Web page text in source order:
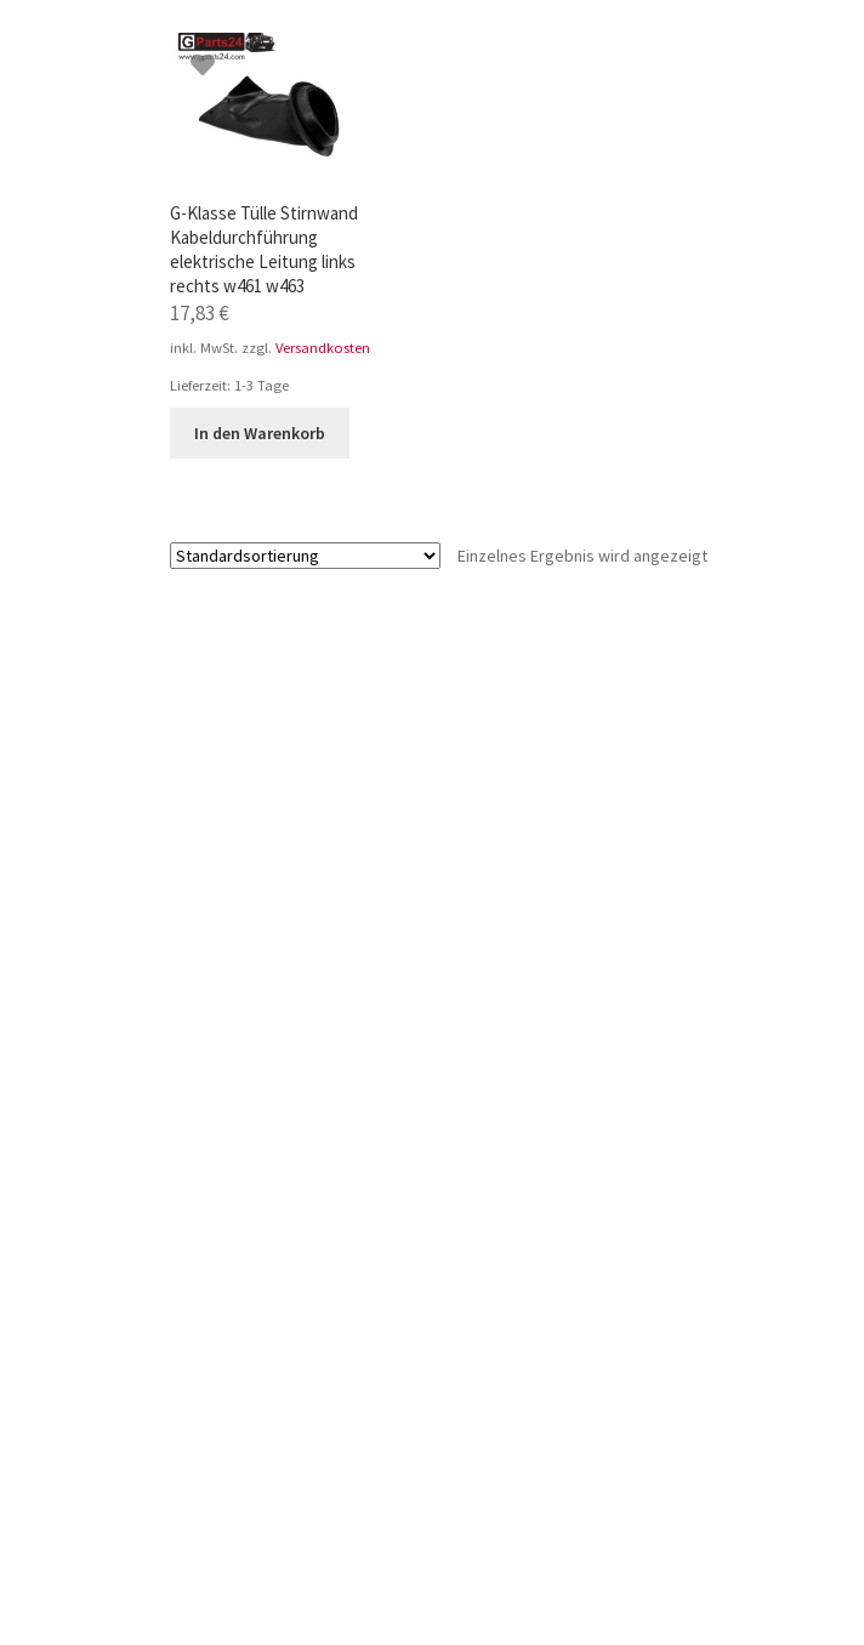
TOP-Seller: G-Klasse Trittbretter schwarz für den w463
Impressum
G-Klasse Tülle Stirnwand
Kabeldurchführung
elektrische Leitung links
rechts w461 w463
17,83€
inkl. MwSt. zzgl.Versandkosten
Lieferzeit: 1-3 Tage
In den Warenkorb
Einzelnes Ergebnis wird angezeigt